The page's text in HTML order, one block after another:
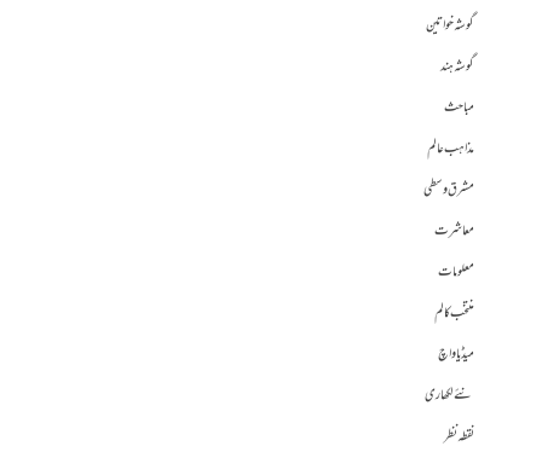
گوشہ خواتین
گوشہ ہند
مباحث
مذاہب عالم
مشرق وسطی
معاشرت
معلومات
منتخب کالم
میڈیا واچ
نئے لکھاری
نقطہ نظر